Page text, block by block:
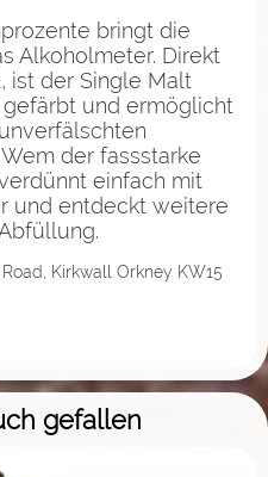
bringt die
Alkoholmeter. Direkt
ist der Single Malt
und ermöglicht
der fassstarke
einfach mit
und entdeckt weitere
Kirkwall Orkney KW15
gefallen